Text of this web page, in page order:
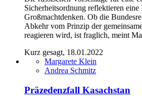
Sicherheitsordnung reflektieren
Großmachtdenken. Ob die
Abkehr vom Prinzip der
reagieren wird, ist fraglich, meint
Kurz gesagt, 18.01.2022
Margarete Klein
Andrea Schmitz
Präzedenzfall Kasachstan